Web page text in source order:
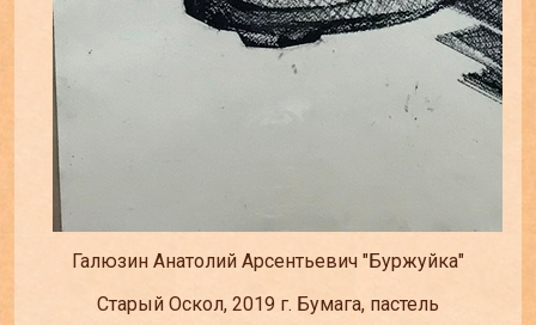
Галюзин Анатолий Арсентьевич "Буржуйка"
Старый Оскол, 2019 г. Бумага, пастель